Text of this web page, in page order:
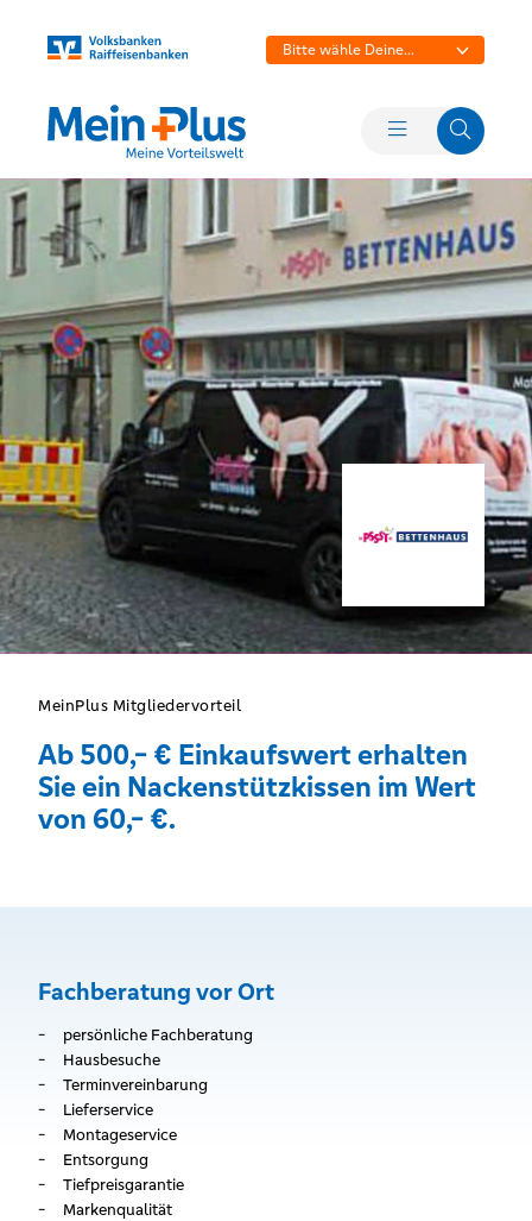
Bitte wähle Deine
MeinPlus Mitgliedervorteil
Ab 500,- € Einkaufswert erhalten
Sie ein Nackenstützkissen im Wert
von 60,- €.
Fachberatung vor Ort
persönliche Fachberatung
Hausbesuche
Terminvereinbarung
Lieferservice
Montageservice
Entsorgung
Tiefpreisgarantie
Markenqualität